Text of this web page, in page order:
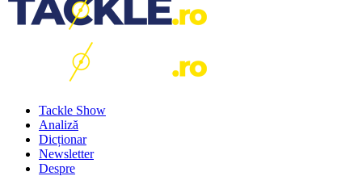
Tackle Show
Analiză
Dicționar
Newsletter
Despre